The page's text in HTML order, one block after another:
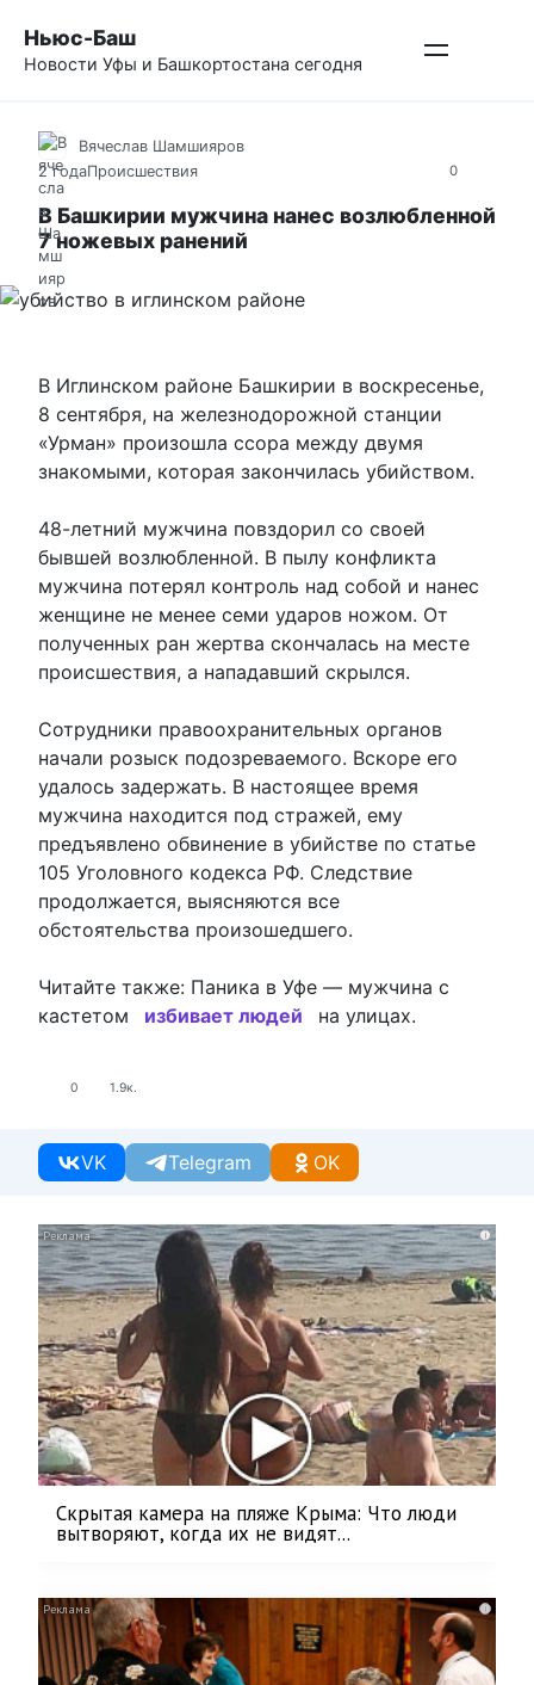
контенту
Ньюс-Баш
Новости Уфы и Башкортостана сегодня
0
Вячеслав Шамшияров
2 годаПроисшествия
В Башкирии мужчина нанес возлюбленной
7 ножевых ранений
В Иглинском районе Башкирии в воскресенье,
8 сентября, на железнодорожной станции
«Урман» произошла ссора между двумя
знакомыми, которая закончилась убийством.
48-летний мужчина повздорил со своей
бывшей возлюбленной. В пылу конфликта
мужчина потерял контроль над собой и нанес
женщине не менее семи ударов ножом. От
полученных ран жертва скончалась на месте
происшествия, а нападавший скрылся.
Сотрудники правоохранительных органов
начали розыск подозреваемого. Вскоре его
удалось задержать. В настоящее время
мужчина находится под стражей, ему
предъявлено обвинение в убийстве по статье
105 Уголовного кодекса РФ. Следствие
продолжается, выясняются все
обстоятельства произошедшего.
Читайте также: Паника в Уфе — мужчина с
кастетом
избивает людей на улицах.
0 1.9к.
VK Telegram OK
i
Скрытая камера на пляже Крыма: Что люди
вытворяют, когда их не видят...
i